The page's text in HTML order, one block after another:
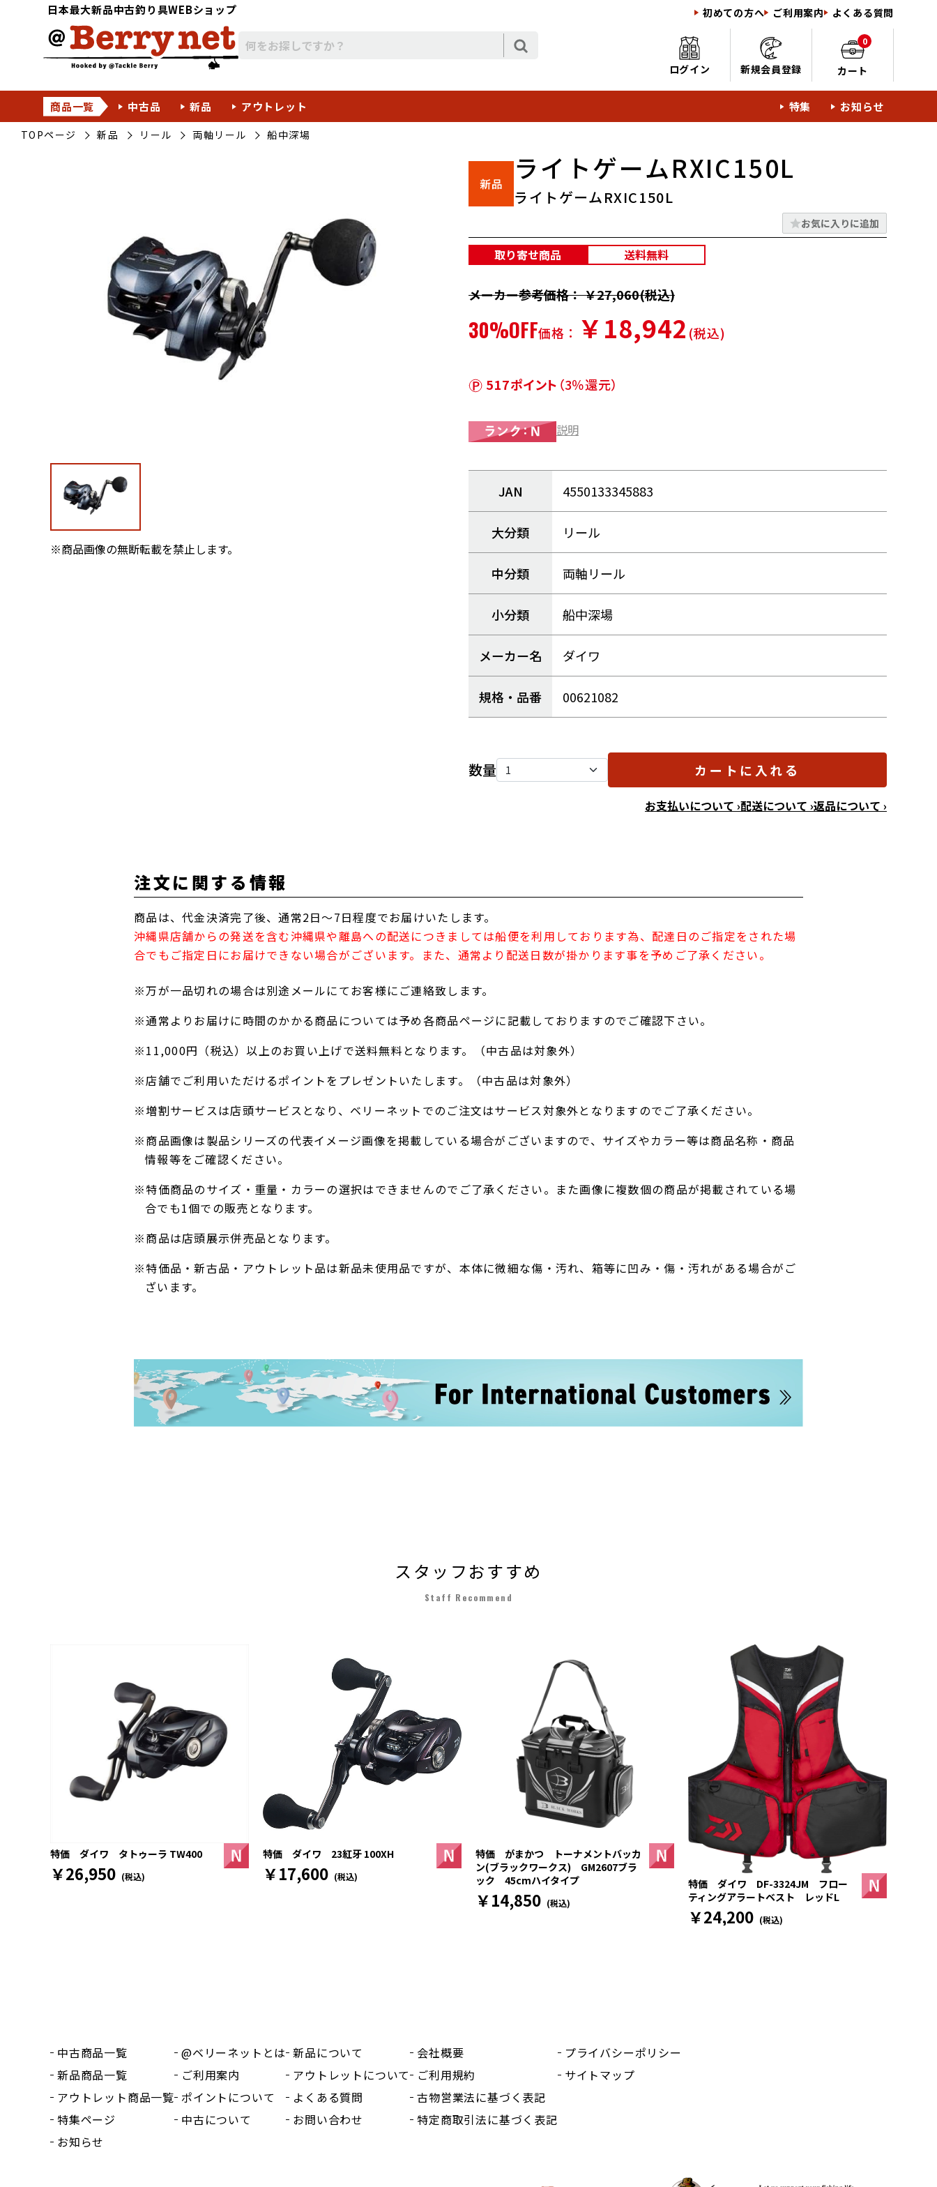
日本最大新品中古釣り具WEBショップ 初めての方へ ご利用案内 よくある質問
ログイン 新規会員登録
0
カート
商品一覧 中古品 新品 アウトレット 特集 お知らせ
TOPページ 新品 リール 両軸リール 船中深場
※商品画像の無断転載を禁止します。
ライトゲームRXIC150L
ライトゲームRXIC150L
お気に入りに追加
取り寄せ商品 送料無料
メーカー参考価格： ￥27,060(税込)
30%OFF価格： ￥18,942 (税込)
517ポイント （3％還元）
説明
JAN 4550133345883
大分類 リール
中分類 両軸リール
小分類 船中深場
メーカー名 ダイワ
規格・品番 00621082
数量 カートに入れる
お支払いについて ›配送について ›返品について ›
注文に関する情報
商品は、代金決済完了後、通常2日～7日程度でお届けいたします。
沖縄県店舗からの発送を含む沖縄県や離島への配送につきましては船便を利用しております為、配達日のご指定をされた場
合でもご指定日にお届けできない場合がございます。また、通常より配送日数が掛かります事を予めご了承ください。
※万が一品切れの場合は別途メールにてお客様にご連絡致します。
※通常よりお届けに時間のかかる商品については予め各商品ページに記載しておりますのでご確認下さい。
※11,000円（税込）以上のお買い上げで送料無料となります。（中古品は対象外）
※店舗でご利用いただけるポイントをプレゼントいたします。（中古品は対象外）
※増割サービスは店頭サービスとなり、ベリーネットでのご注文はサービス対象外となりますのでご了承ください。
※商品画像は製品シリーズの代表イメージ画像を掲載している場合がございますので、サイズやカラー等は商品名称・商品
情報等をご確認ください。
※特価商品のサイズ・重量・カラーの選択はできませんのでご了承ください。また画像に複数個の商品が掲載されている場
合でも1個での販売となります。
※商品は店頭展示併売品となります。
※特価品・新古品・アウトレット品は新品未使用品ですが、本体に微細な傷・汚れ、箱等に凹み・傷・汚れがある場合がご
ざいます。
スタッフおすすめ
Staff Recommend
特価 ダイワ タトゥーラ TW400
￥26,950 (税込)
特価 ダイワ 23紅牙 100XH
￥17,600 (税込)
特価 がまかつ トーナメントバッカ
ン(ブラックワークス) GM2607ブラ
ック 45cmハイタイプ
￥14,850 (税込)
特価 ダイワ DF-3324JM フロー
ティングアラートベスト レッドL
￥24,200 (税込)
中古商品一覧
新品商品一覧
アウトレット商品一覧
特集ページ
お知らせ
@ベリーネットとは
ご利用案内
ポイントについて
中古について
新品について
アウトレットについて
よくある質問
お問い合わせ
会社概要
ご利用規約
古物営業法に基づく表記
特定商取引法に基づく表記
プライバシーポリシー
サイトマップ